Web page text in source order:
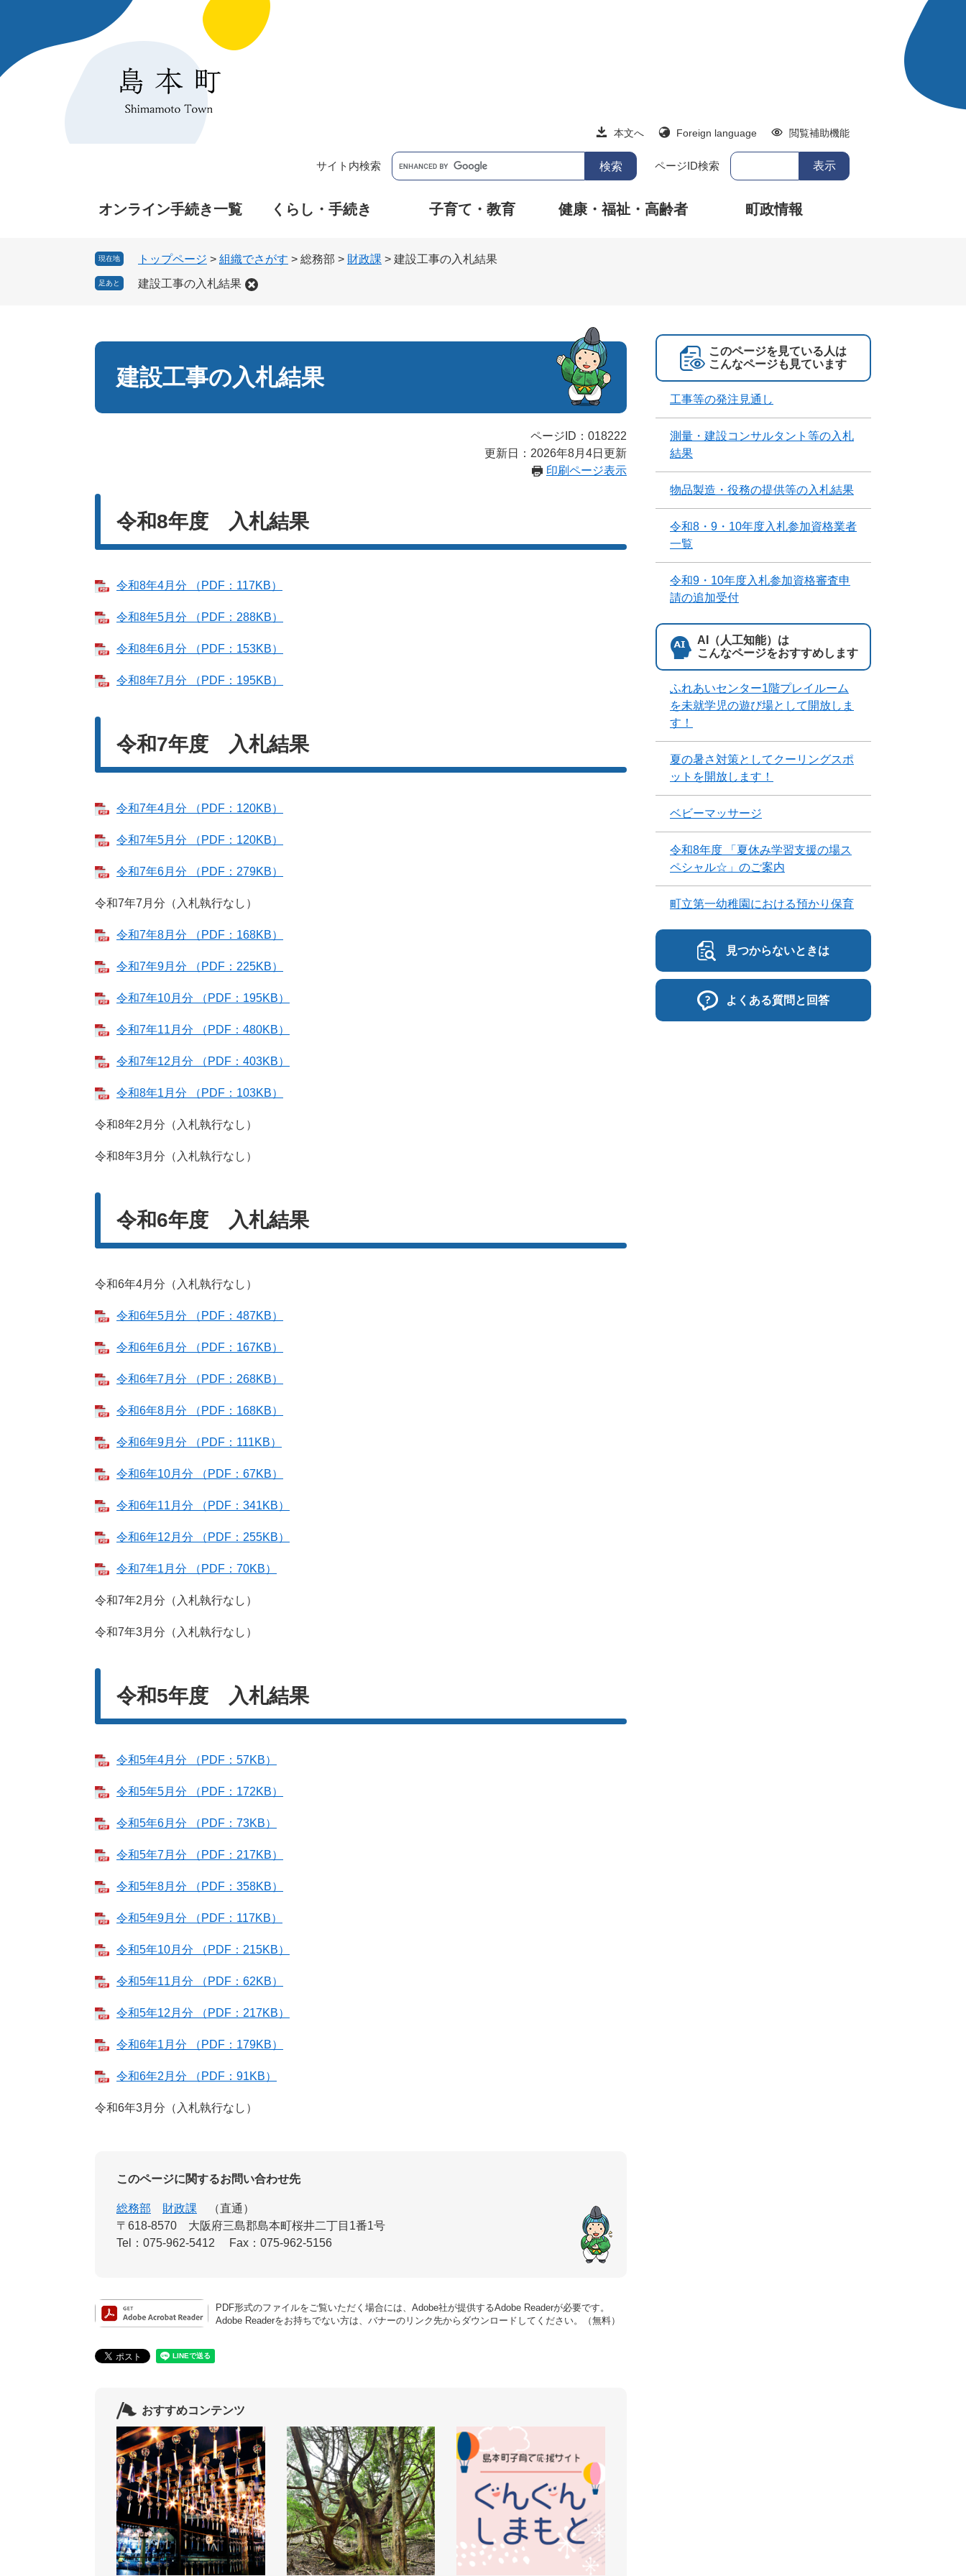
先
を
本文へ Foreign language 閲覧補助機能
サイト内検索 ページID検索
オンライン手続き一覧 くらし・手続き 子育て・教育 健康・福祉・高齢者 町政情報
現在地 トップページ > 組織でさがす > 総務部 > 財政課 > 建設工事の入札結果
足あと 建設工事の入札結果
建設工事の入札結果
ページID：018222
更新日：2026年8月4日更新
印刷ページ表示
令和8年度 入札結果
令和8年4月分 （PDF：117KB）
令和8年5月分 （PDF：288KB）
令和8年6月分 （PDF：153KB）
令和8年7月分 （PDF：195KB）
令和7年度 入札結果
令和7年4月分 （PDF：120KB）
令和7年5月分 （PDF：120KB）
令和7年6月分 （PDF：279KB）
令和7年7月分（入札執行なし）
令和7年8月分 （PDF：168KB）
令和7年9月分 （PDF：225KB）
令和7年10月分 （PDF：195KB）
令和7年11月分 （PDF：480KB）
令和7年12月分 （PDF：403KB）
令和8年1月分 （PDF：103KB）
令和8年2月分（入札執行なし）
令和8年3月分（入札執行なし）
令和6年度 入札結果
令和6年4月分（入札執行なし）
令和6年5月分 （PDF：487KB）
令和6年6月分 （PDF：167KB）
令和6年7月分 （PDF：268KB）
令和6年8月分 （PDF：168KB）
令和6年9月分 （PDF：111KB）
令和6年10月分 （PDF：67KB）
令和6年11月分 （PDF：341KB）
令和6年12月分 （PDF：255KB）
令和7年1月分 （PDF：70KB）
令和7年2月分（入札執行なし）
令和7年3月分（入札執行なし）
令和5年度 入札結果
令和5年4月分 （PDF：57KB）
令和5年5月分 （PDF：172KB）
令和5年6月分 （PDF：73KB）
令和5年7月分 （PDF：217KB）
令和5年8月分 （PDF：358KB）
令和5年9月分 （PDF：117KB）
令和5年10月分 （PDF：215KB）
令和5年11月分 （PDF：62KB）
令和5年12月分 （PDF：217KB）
令和6年1月分 （PDF：179KB）
令和6年2月分 （PDF：91KB）
令和6年3月分（入札執行なし）
このページに関するお問い合わせ先
総務部 財政課
直通
〒618-8570
大阪府三島郡島本町桜井二丁目1番1号
Tel：075-962-5412
Fax：075-962-5156
PDF形式のファイルをご覧いただく場合には、Adobe社が提供するAdobe Readerが必要です。
Adobe Readerをお持ちでない方は、バナーのリンク先からダウンロードしてください。（無料）
おすすめコンテンツ
このページを見ている人は
こんなページも見ています
工事等の発注見通し
測量・建設コンサルタント等の入札
結果
物品製造・役務の提供等の入札結果
令和8・9・10年度入札参加資格業者
一覧
令和9・10年度入札参加資格審査申
請の追加受付
AI（人工知能）は
こんなページをおすすめします
ふれあいセンター1階プレイルーム
を未就学児の遊び場として開放しま
す！
夏の暑さ対策としてクーリングスポ
ットを開放します！
ベビーマッサージ
令和8年度 「夏休み学習支援の場ス
ペシャル☆」のご案内
町立第一幼稚園における預かり保育
見つからないときは
よくある質問と回答